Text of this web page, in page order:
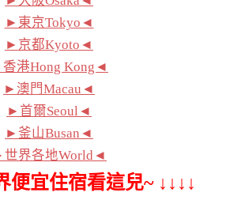
►東京Tokyo◄
►京都Kyoto◄
港Hong Kong◄
►澳門Macau◄
►首爾Seoul◄
►釜山Busan◄
界各地World◄
便宜住宿看這兒~ ↓↓↓↓